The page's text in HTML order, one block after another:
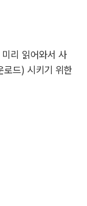
리 읽어와서 사
로드) 시키기 위한